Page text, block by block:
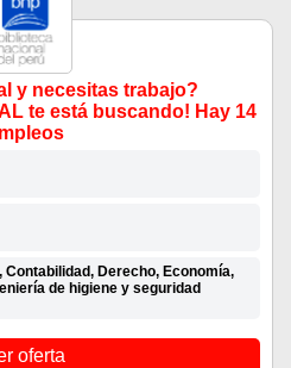
y necesitas trabajo?
te está buscando! Hay 14
Derecho, Economía,
de higiene y seguridad
oferta